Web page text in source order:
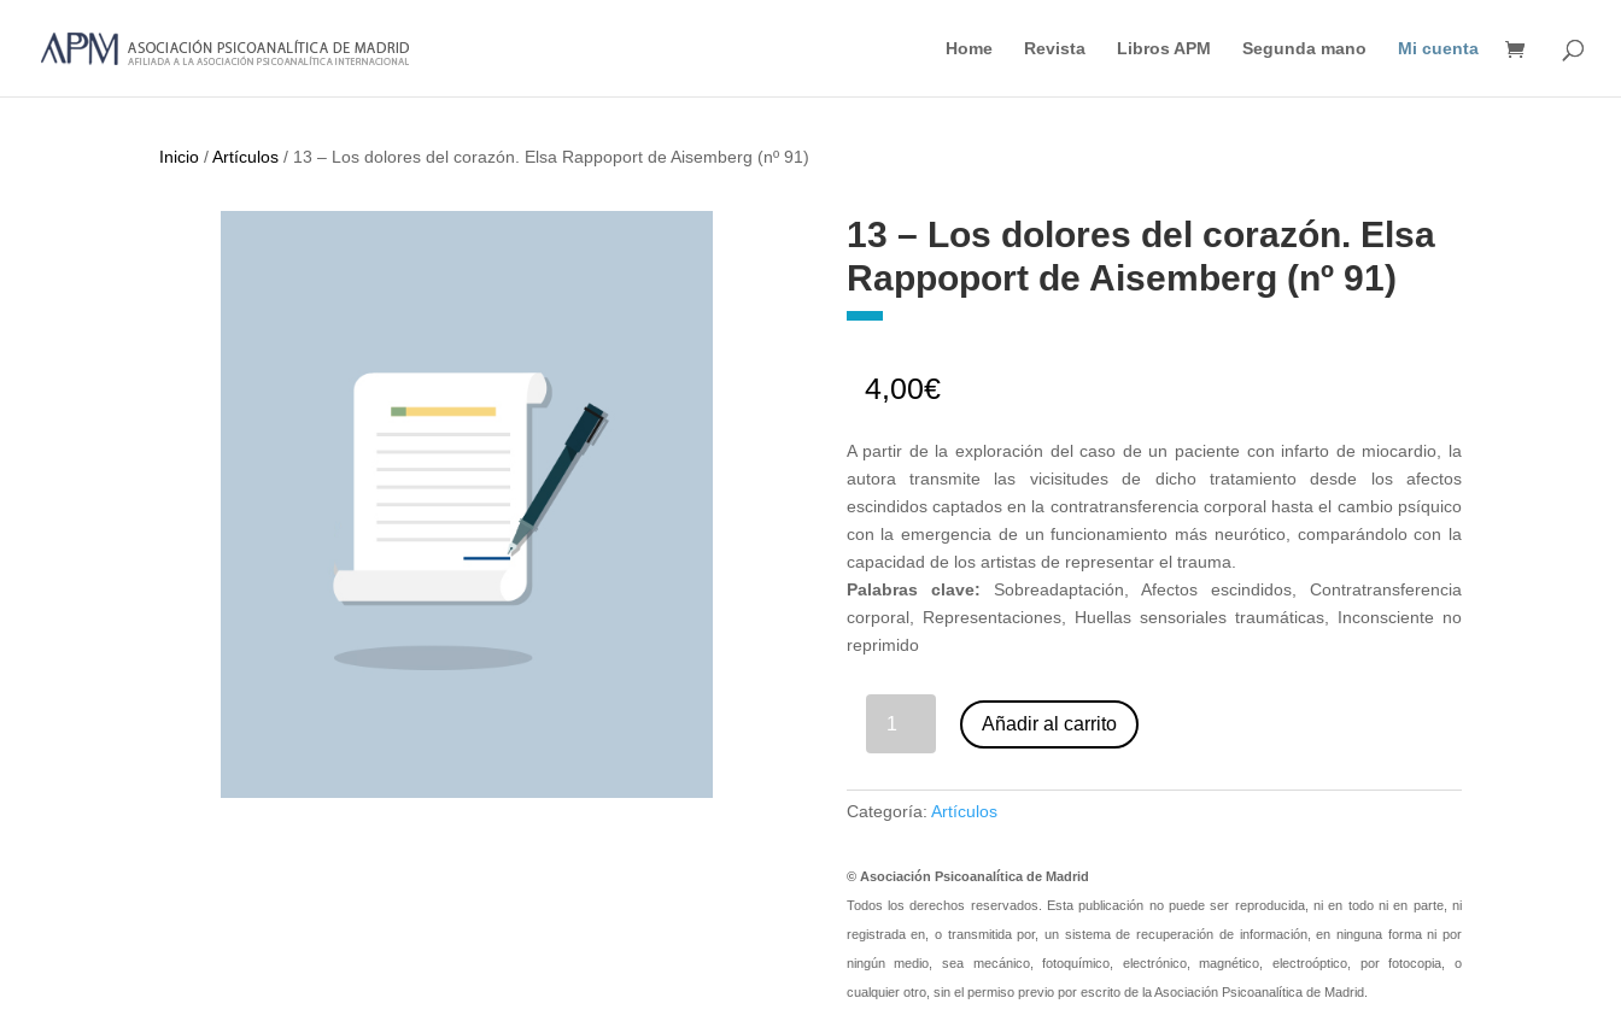
Home Revista Libros APM Segunda mano Mi cuenta
productos
Inicio /Artículos / 13 – Los dolores del corazón. Elsa Rappoport de Aisemberg (nº 91)
13 – Los dolores del corazón. Elsa
Rappoport de Aisemberg (nº 91)
4,00€
A partir de la exploración del caso de un paciente con infarto de miocardio, la
autora transmite las vicisitudes de dicho tratamiento desde los afectos
escindidos captados en la contratransferencia corporal hasta el cambio psíquico
con la emergencia de un funcionamiento más neurótico, comparándolo con la
capacidad de los artistas de representar el trauma.
Palabras clave: Sobreadaptación, Afectos escindidos, Contratransferencia
corporal, Representaciones, Huellas sensoriales traumáticas, Inconsciente no
reprimido
Añadir al carrito
Categoría: Artículos
© Asociación Psicoanalítica de Madrid
Todos los derechos reservados. Esta publicación no puede ser reproducida, ni en todo ni en parte, ni
registrada en, o transmitida por, un sistema de recuperación de información, en ninguna forma ni por
ningún medio, sea mecánico, fotoquímico, electrónico, magnético, electroóptico, por fotocopia, o
cualquier otro, sin el permiso previo por escrito de la Asociación Psicoanalítica de Madrid.